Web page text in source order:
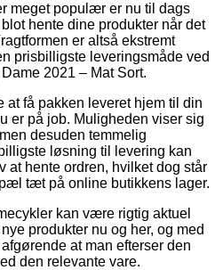
meget populær er nu til dags
hente dine produkter når det
er altså ekstremt
prisbilligste leveringsmåde ved
2021 – Mat Sort.
at få pakken leveret hjem til din
er på job. Muligheden viser sig
desuden temmelig
løsning til levering kan
hente ordren, hvilket dog står
tæt på online butikkens lager.
kan være rigtig aktuel
produkter nu og her, og med
at man efterser den
den relevante vare.